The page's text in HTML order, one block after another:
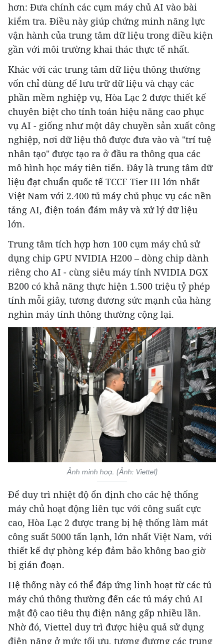
hơn: Đưa chính các cụm máy chủ AI vào bài
kiểm tra. Điều này giúp chứng minh năng lực
vận hành của trung tâm dữ liệu trong điều kiện
gần với môi trường khai thác thực tế nhất.
Khác với các trung tâm dữ liệu thông thường
vốn chỉ dùng để lưu trữ dữ liệu và chạy các
phần mềm nghiệp vụ, Hòa Lạc 2 được thiết kế
chuyên biệt cho tính toán hiệu năng cao phục
vụ AI - giống như một dây chuyền sản xuất công
nghiệp, nơi dữ liệu thô được đưa vào và "trí tuệ
nhân tạo" được tạo ra ở đầu ra thông qua các
mô hình học máy tiên tiến. Đây là trung tâm dữ
liệu đạt chuẩn quốc tế TCCF Tier III lớn nhất
Việt Nam với 2.400 tủ máy chủ phục vụ các nền
tảng AI, điện toán đám mây và xử lý dữ liệu
lớn.
Trung tâm tích hợp hơn 100 cụm máy chủ sử
dụng chip GPU NVIDIA H200 – dòng chip dành
riêng cho AI - cùng siêu máy tính NVIDIA DGX
B200 có khả năng thực hiện 1.500 triệu tỷ phép
tính mỗi giây, tương đương sức mạnh của hàng
nghìn máy tính thông thường cộng lại.
Ảnh minh hoạ. (Ảnh: Viettel)
Để duy trì nhiệt độ ổn định cho các hệ thống
máy chủ hoạt động liên tục với công suất cực
cao, Hòa Lạc 2 được trang bị hệ thống làm mát
công suất 5000 tấn lạnh, lớn nhất Việt Nam, với
thiết kế dự phòng kép đảm bảo không bao giờ
bị gián đoạn.
Hệ thống này có thể đáp ứng linh hoạt từ các tủ
máy chủ thông thường đến các tủ máy chủ AI
mật độ cao tiêu thụ điện năng gấp nhiều lần.
Nhờ đó, Viettel duy trì được hiệu quả sử dụng
điện năng ở mức tối ưu, tương đương các trung